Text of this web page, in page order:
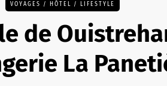
VOYAGES / HÔTEL / LIFESTYLE
de
La